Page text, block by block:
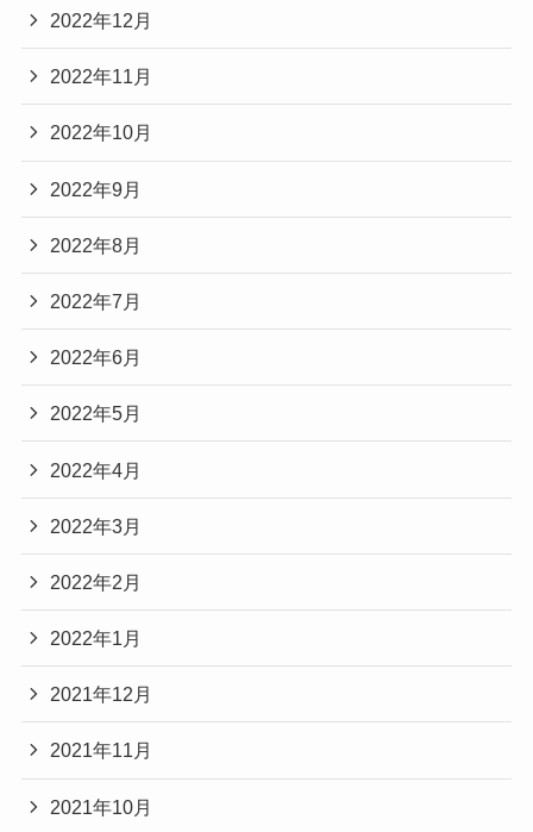
2022年12月
2022年11月
2022年10月
2022年9月
2022年8月
2022年7月
2022年6月
2022年5月
2022年4月
2022年3月
2022年2月
2022年1月
2021年12月
2021年11月
2021年10月